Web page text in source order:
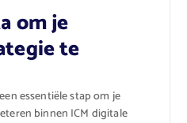
om je
te
essentiële stap om je
binnen ICM digitale